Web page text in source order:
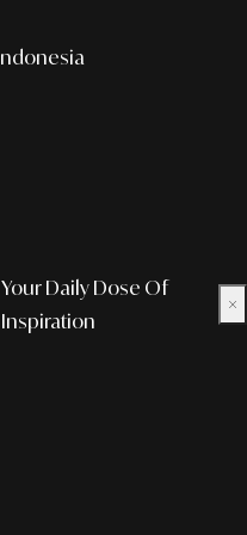
Your Daily Dose Of
Inspiration
×